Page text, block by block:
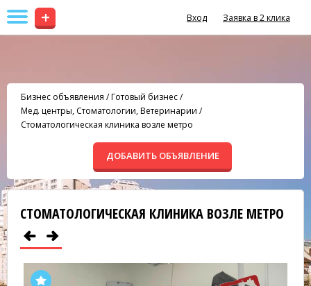
+ Вход Заявка в 2 клика
Бизнес объявления /Готовый бизнес/
Мед. центры, Стоматологии, Ветеринарии /
Стоматологическая клиника возле метро
ДОБАВИТЬ ОБЪЯВЛЕНИЕ
СТОМАТОЛОГИЧЕСКАЯ КЛИНИКА ВОЗЛЕ МЕТРО